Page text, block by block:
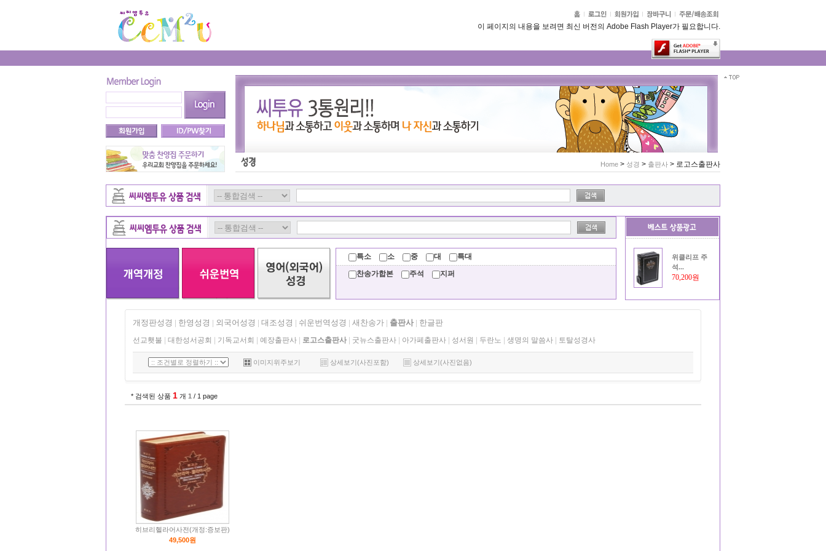
이 페이지의 내용을 보려면 최신 버전의 Adobe Flash Player가 필요합니다.
Home > 성경 > 출판사 > 로고스출판사
특소 소 중 대
특대
찬송가합본
주석 지퍼
위클리프 주
석...
70,200원
개정판성경 한영성경 외국어성경 대조성경 쉬운번역성경 새찬송가 출판사 한글판
선교횃불 대한성서공회 기독교서회 예장출판사 로고스출판사 굿뉴스출판사 아가페출판사 성서원 두란노 생명의 말씀사 토탈성경사
이미지위주보기 상세보기(사진포함) 상세보기(사진없음)
* 검색된 상품 1 개 1 / 1 page
히브리헬라어사전(개정:증보판)
49,500원